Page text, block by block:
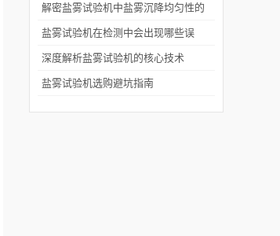
试更可靠
解密盐雾试验机中盐雾沉降均匀性的
控制奥秘
盐雾试验机在检测中会出现哪些误
差？如何避免？
深度解析盐雾试验机的核心技术
盐雾试验机选购避坑指南